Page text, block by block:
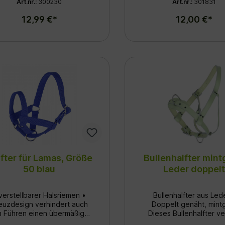
• lederverstärkt •
olivgrün mit Zinnenmuster
Art.nr.: 300230
12,99 €*
Art.nr.: 301831
12,00 €*
für Lamas, Größe
50 blau
Halsriemen •
verhindert auch
Führen einen übermäßigen
Bullenhalfter
Leder doppelt
Bullenhalfter aus
Doppelt genäht,
Dieses Bullenhalfter